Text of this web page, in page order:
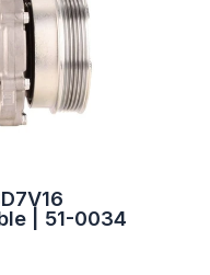
| 51-0034